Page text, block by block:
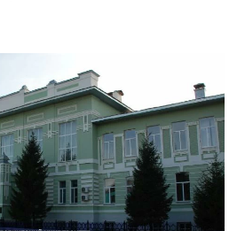
проект